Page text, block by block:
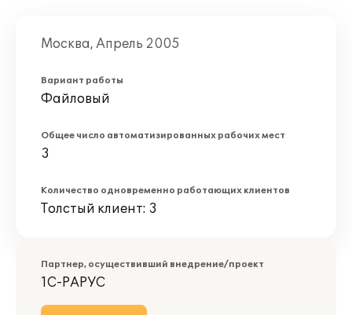
Москва, Апрель 2005
Вариант работы
Файловый
Общее число автоматизированных рабочих мест
3
Количество одновременно работающих клиентов
Толстый клиент: 3
Партнер, осуществивший внедрение/проект
1С-РАРУС